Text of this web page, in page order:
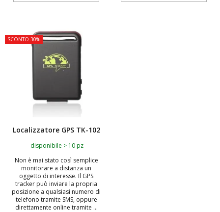
SCONTO 30%
Localizzatore GPS TK-102
disponibile > 10 pz
Non è mai stato così semplice
monitorare a distanza un
oggetto di interesse. Il GPS
tracker può inviare la propria
posizione a qualsiasi numero di
telefono tramite SMS, oppure
direttamente online tramite ...